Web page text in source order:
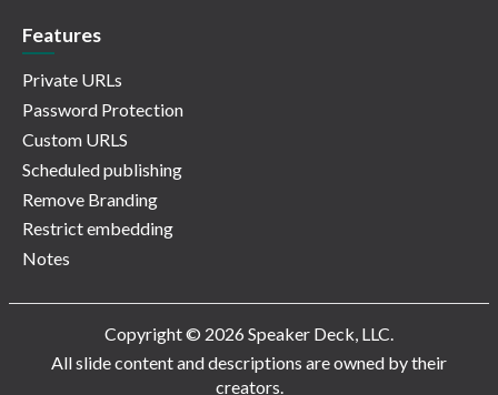
Features
Private URLs
Password Protection
Custom URLS
Scheduled publishing
Remove Branding
Restrict embedding
Notes
Copyright © 2026 Speaker Deck, LLC.
All slide content and descriptions are owned by their
creators.